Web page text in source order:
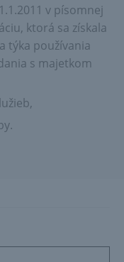
v písomnej
ktorá sa získala
týka používania
s majetkom